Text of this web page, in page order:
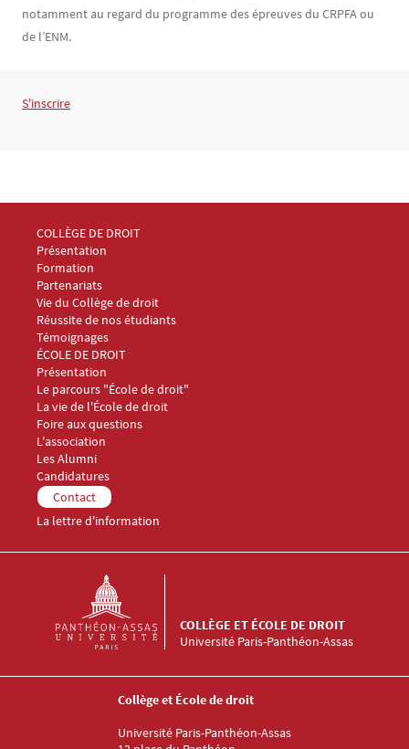
notamment au regard du programme des épreuves du CRPFA ou
de l’ENM.
Texte
S'inscrire
Menu Footer Collège et École de droit 1
COLLÈGE DE DROIT
Présentation
Formation
Partenariats
Vie du Collège de droit
Réussite de nos étudiants
Témoignages
Menu Footer Collège et École de droit 2
ÉCOLE DE DROIT
Présentation
Le parcours "École de droit"
La vie de l'École de droit
Foire aux questions
Menu Footer Collège et École de droit 3
L'association
Les Alumni
Menu Footer Collège et École de droit 4
Candidatures
Menu Footer Collège et École de droit 5
Contact
La lettre d'information
Université Paris-Panthéon-Assas
COLLÈGE ET ÉCOLE DE DROIT
Collège et École de droit
Université Paris-Panthéon-Assas